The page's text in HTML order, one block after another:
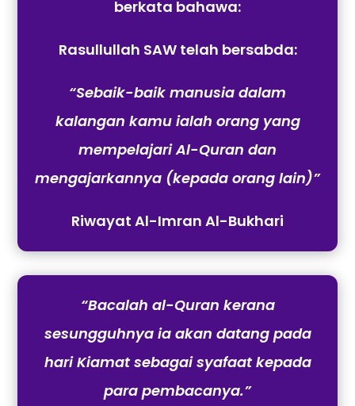
berkata bahawa:
Rasullullah SAW telah bersabda:
“Sebaik-baik manusia dalam
kalangan kamu ialah orang yang
mempelajari Al-Quran dan
mengajarkannya (kepada orang lain)”
Riwayat Al-Imran Al-Bukhari
“Bacalah al-Quran kerana
sesungguhnya ia akan datang pada
hari Kiamat sebagai syafaat kepada
para pembacanya.”